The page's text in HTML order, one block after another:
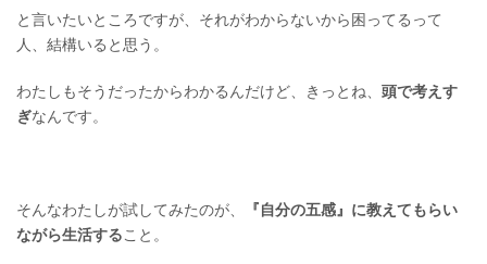
と言いたいところですが、それがわからないから困ってるって
人、結構いると思う。
わたしもそうだったからわかるんだけど、きっとね、 頭で考えす
ぎなんです。
そんなわたしが試してみたのが、
『自分の五感』に教えてもらい
ながら生活すること。